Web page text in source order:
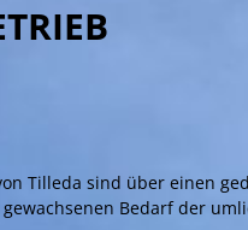
Tilleda sind über einen
Bedarf der